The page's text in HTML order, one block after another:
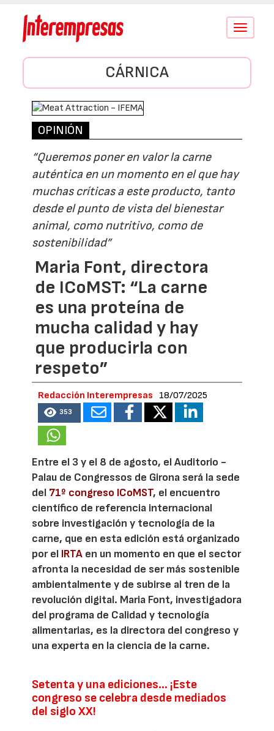
Conmutar
CÁRNICA
OPINIÓN
“Queremos poner en valor la carne
auténtica en un momento en el que hay
muchas críticas a este producto, tanto
desde el punto de vista del bienestar
animal, como nutritivo, como de
sostenibilidad”
Maria Font, directora
de ICoMST: “La carne
es una proteína de
mucha calidad y hay
que producirla con
respeto”
Redacción Interempresas 18/07/2025
353
Entre el 3 y el 8 de agosto, el Auditorio -
Palau de Congressos de Girona será la sede
del 71º congreso ICoMST, el encuentro
científico de referencia internacional
sobre investigación y tecnología de la
carne, que en esta edición está organizado
por el IRTA en un momento en que el sector
afronta la necesidad de ser más sostenible
ambientalmente y de subirse al tren de la
revolución digital. Maria Font, investigadora
del programa de Calidad y tecnología
alimentarias, es la directora del congreso y
una experta en la ciencia de la carne.
Setenta y una ediciones… ¡Este
congreso se celebra desde mediados
del siglo XX!